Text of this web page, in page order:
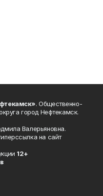
. Общественно-
город Нефтекамск.
Валерьяновна.
на сайт
12+